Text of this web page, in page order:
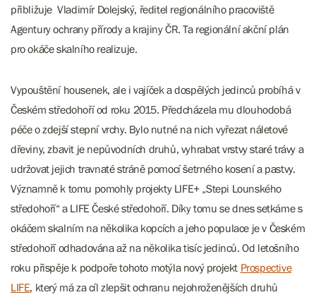
přibližuje Vladimír Dolejský, ředitel regionálního pracoviště
Agentury ochrany přírody a krajiny ČR. Ta regionální akční plán
pro okáče skalního realizuje.
Vypouštění housenek, ale i vajíček a dospělých jedinců probíhá v
Českém středohoří od roku 2015. Předcházela mu dlouhodobá
péče o zdejší stepní vrchy. Bylo nutné na nich vyřezat náletové
dřeviny, zbavit je nepůvodních druhů, vyhrabat vrstvy staré trávy a
udržovat jejich travnaté stráně pomocí šetrného kosení a pastvy.
Významně k tomu pomohly projekty LIFE+ „Stepi Lounského
středohoří“ a LIFE České středohoří. Díky tomu se dnes setkáme s
okáčem skalním na několika kopcích a jeho populace je v Českém
středohoří odhadována až na několika tisíc jedinců. Od letošního
roku přispěje k podpoře tohoto motýla nový projekt ​​​​ Prospective
LIFE, který má za cíl zlepšit ochranu nejohroženějších druhů